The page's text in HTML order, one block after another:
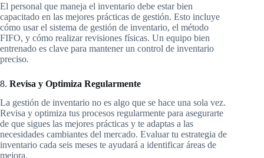
El personal que maneja el inventario debe estar bien
capacitado en las mejores prácticas de gestión. Esto incluye
cómo usar el sistema de gestión de inventario, el método
FIFO, y cómo realizar revisiones físicas. Un equipo bien
entrenado es clave para mantener un control de inventario
preciso.
8. Revisa y Optimiza Regularmente
La gestión de inventario no es algo que se hace una sola vez.
Revisa y optimiza tus procesos regularmente para asegurarte
de que sigues las mejores prácticas y te adaptas a las
necesidades cambiantes del mercado. Evaluar tu estrategia de
inventario cada seis meses te ayudará a identificar áreas de
mejora.